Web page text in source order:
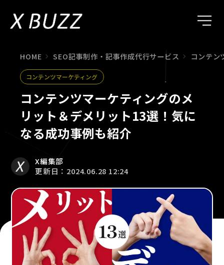
HOME SEO記事制作・記事作成代行サービス コンテン
コンテンツマーケティング
コンテンツマーケティングのメ
リット＆デメリット13選！気に
なる成功事例も紹介
X編集部
更新日：2024.06.28 12:24